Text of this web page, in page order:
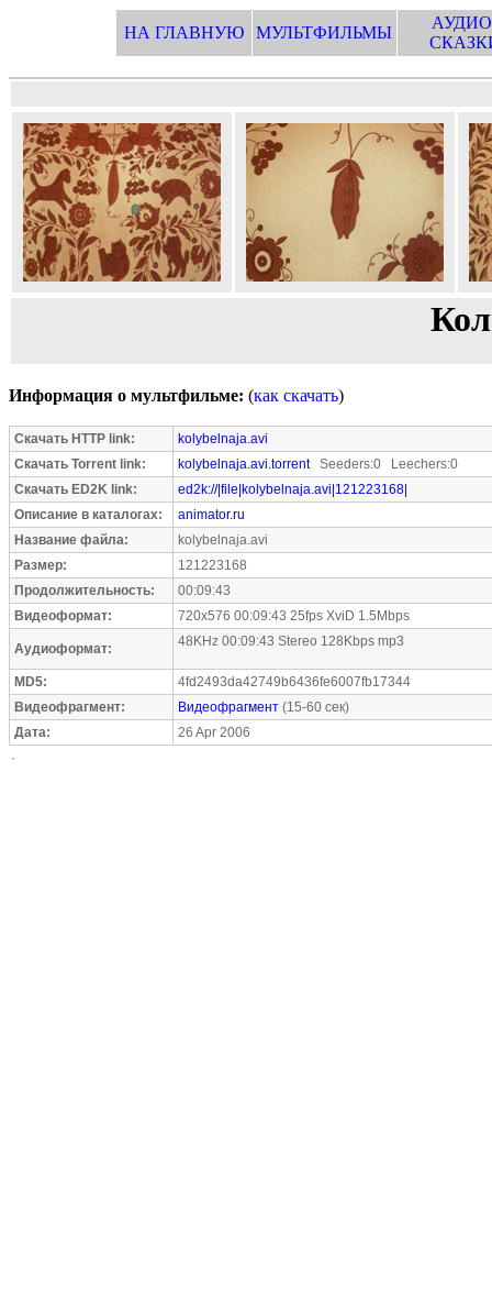
НА ГЛАВНУЮ МУЛЬТФИЛЬМЫ
Информация о мультфильме: (как скачать)
Скачать HTTP link:
kolybelnaja.avi
Скачать Torrent link:
kolybelnaja.avi.torrentSeeders:0 Leechers:0
Скачать ED2K link:
ed2k://|file|kolybelnaja.avi|121223168|
Описание в каталогах:
animator.ru
Название файла:
kolybelnaja.avi
Размер:
121223168
Продолжительность:
00:09:43
Видеоформат:
720x576 00:09:43 25fps XviD 1.5Mbps
Аудиоформат: 48KHz 00:09:43 Stereo 128Kbps mp3
MD5:
4fd2493da42749b6436fe6007fb17344
Видеофрагмент:
Видеофрагмент (15-60 сек)
Дата:
26 Apr 2006